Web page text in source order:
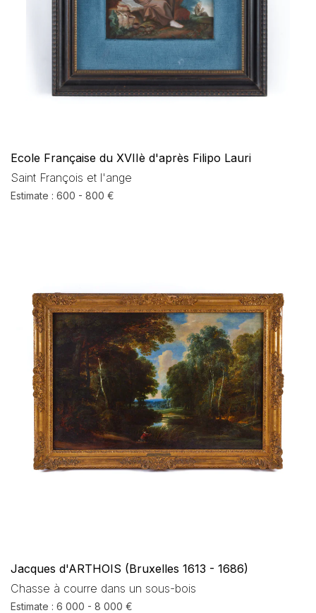
Ecole Française du XVIIè d'après Filipo Lauri
Saint François et l'ange
Estimate : 600 - 800 €
Jacques d'ARTHOIS (Bruxelles 1613 - 1686)
Chasse à courre dans un sous-bois
Estimate : 6 000 - 8 000 €